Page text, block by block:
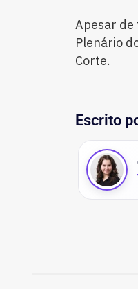
Apesar de
Plenário
Corte.
Escrito